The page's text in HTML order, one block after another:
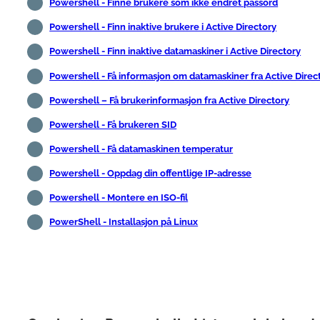
Powershell - Finne brukere som ikke endret passord
Powershell - Finn inaktive brukere i Active Directory
Powershell - Finn inaktive datamaskiner i Active Directory
Powershell - Få informasjon om datamaskiner fra Active
Powershell – Få brukerinformasjon fra Active Directory
Powershell - Få brukeren SID
Powershell - Få datamaskinen temperatur
Powershell - Oppdag din offentlige IP-adresse
Powershell - Montere en ISO-fil
PowerShell - Installasjon på Linux